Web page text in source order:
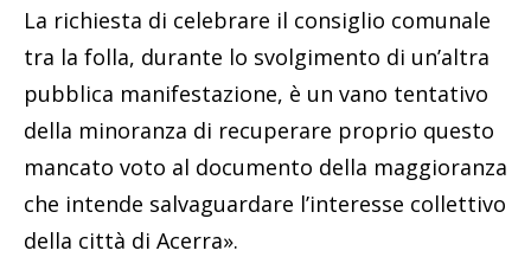
La richiesta di celebrare il consiglio comunale
tra la folla, durante lo svolgimento di un’altra
pubblica manifestazione, è un vano tentativo
della minoranza di recuperare proprio questo
mancato voto al documento della maggioranza
che intende salvaguardare l’interesse collettivo
della città di Acerra».